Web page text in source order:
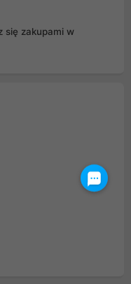
się zakupami w